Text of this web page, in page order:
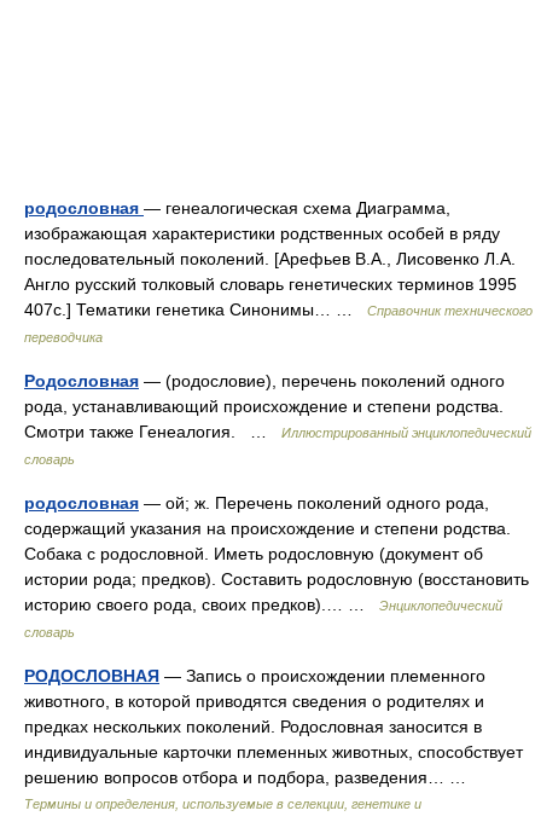
родословная — генеалогическая схема Диаграмма,
изображающая характеристики родственных особей в ряду
последовательный поколений. [Арефьев В.А., Лисовенко Л.А.
Англо русский толковый словарь генетических терминов 1995
407с.] Тематики генетика Синонимы… …
Справочник технического
переводчика
Родословная — (родословие), перечень поколений одного
рода, устанавливающий происхождение и степени родства.
Смотри также Генеалогия. …
Иллюстрированный энциклопедический
словарь
родословная — ой; ж. Перечень поколений одного рода,
содержащий указания на происхождение и степени родства.
Собака с родословной. Иметь родословную (документ об
истории рода; предков). Составить родословную (восстановить
историю своего рода, своих предков).… …
Энциклопедический
словарь
РОДОСЛОВНАЯ — Запись о происхождении племенного
животного, в которой приводятся сведения о родителях и
предках нескольких поколений. Родословная заносится в
индивидуальные карточки племенных животных, способствует
решению вопросов отбора и подбора, разведения… …
Термины и определения, используемые в селекции, генетике и